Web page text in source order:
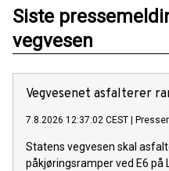
Siste
vegvesen
Vegvesenet asfalterer
7.8.2026 12:37:02 CEST |
Statens vegvesen skal
påkjøringsramper ved E6 på